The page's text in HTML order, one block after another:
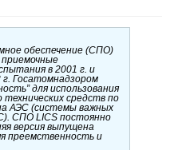
обеспечение (СПО)
в 2001 г. и
г. Госатомнадзором
для использования
технических средств по
АЭС (системы важных
СПО LICS постоянно
версия выпущена
преемственность и